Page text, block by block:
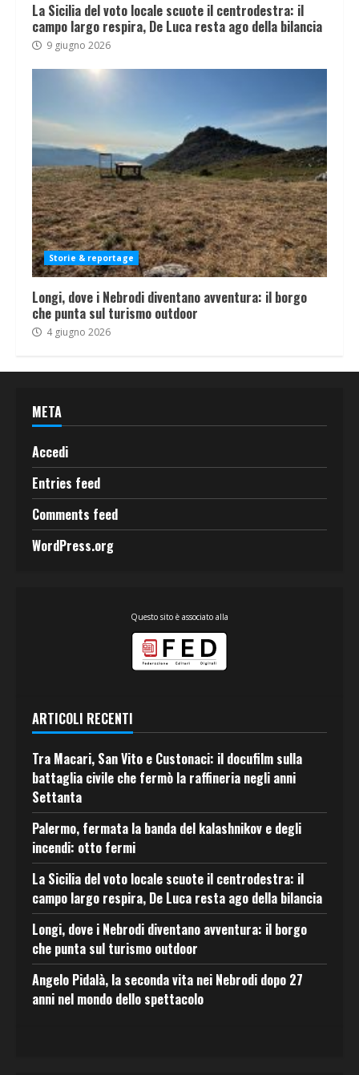
La Sicilia del voto locale scuote il centrodestra: il
campo largo respira, De Luca resta ago della bilancia
9 giugno 2026
Storie & reportage
Longi, dove i Nebrodi diventano avventura: il borgo
che punta sul turismo outdoor
4 giugno 2026
META
Accedi
Entries feed
Comments feed
WordPress.org
Questo sito è associato alla
ARTICOLI RECENTI
Tra Macari, San Vito e Custonaci: il docufilm sulla
battaglia civile che fermò la raffineria negli anni
Settanta
Palermo, fermata la banda del kalashnikov e degli
incendi: otto fermi
La Sicilia del voto locale scuote il centrodestra: il
campo largo respira, De Luca resta ago della bilancia
Longi, dove i Nebrodi diventano avventura: il borgo
che punta sul turismo outdoor
Angelo Pidalà, la seconda vita nei Nebrodi dopo 27
anni nel mondo dello spettacolo